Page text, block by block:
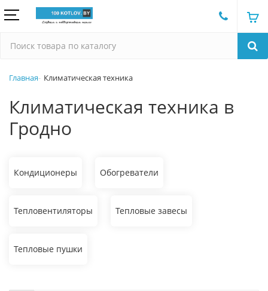
Главная Климатическая техника
Климатическая техника в
Гродно
Кондиционеры Обогреватели
Тепловентиляторы Тепловые завесы
Тепловые пушки